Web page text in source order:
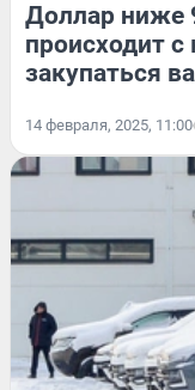
Доллар ниже
происходит с
закупаться
14 февраля, 2025, 11:00